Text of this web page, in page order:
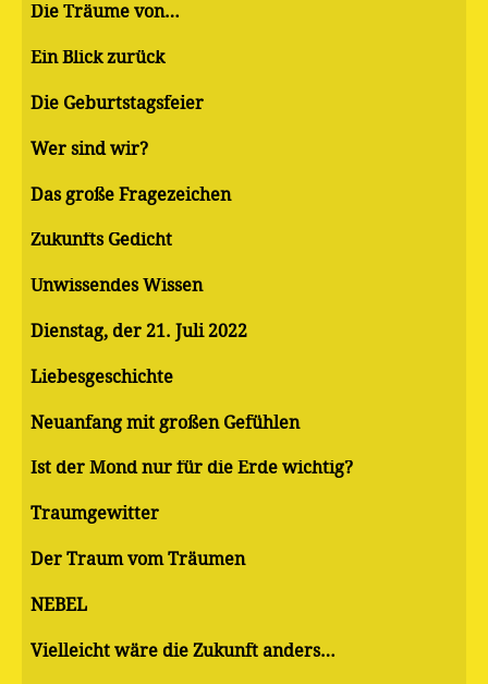
Die Träume von…
Ein Blick zurück
Die Geburtstagsfeier
Wer sind wir?
Das große Fragezeichen
Zukunfts Gedicht
Unwissendes Wissen
Dienstag, der 21. Juli 2022
Liebesgeschichte
Neuanfang mit großen Gefühlen
Ist der Mond nur für die Erde wichtig?
Traumgewitter
Der Traum vom Träumen
NEBEL
Vielleicht wäre die Zukunft anders…